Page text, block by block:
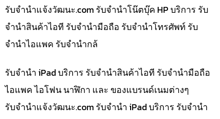
รับจํานําแจ้งวัฒนะ.com รับจำนำโน๊ตบุ๊ค HP บริการ รับ
จำนำสินค้าไอที รับจำนำมือถือ รับจำนำโทรศัพท์ รับ
จำนำไอแพค รับจำนำกล้
รับจำนำ iPad บริการ รับจำนำสินค้าไอที รับจำนำมือถือ
ไอแพค ไอโฟน นาฬิกา และ ของแบรนด์เนมต่างๆ
รับจํานําแจ้งวัฒนะ.com รับจำนำ iPad บริการ รับจำนำ